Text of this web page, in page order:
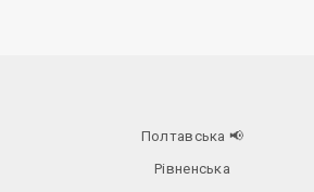
Полтавська 📢
Рівненська